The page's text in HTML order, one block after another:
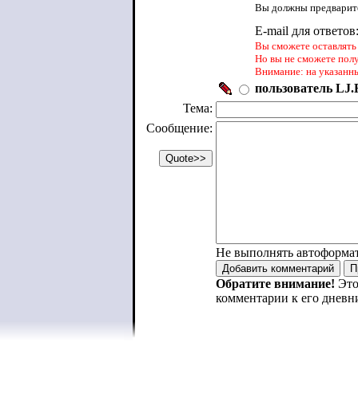
Вы должны
E-mail для
Вы сможете
Но вы не сможете
Внимание: на
пользователь
Тема:
Сообщение:
Не выполнять
Обратите внимание!
комментарии к его